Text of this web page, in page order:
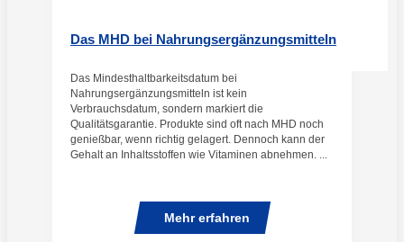
Das MHD bei Nahrungsergänzungsmitteln
Das Mindesthaltbarkeitsdatum bei
Nahrungsergänzungsmitteln ist kein
Verbrauchsdatum, sondern markiert die
Qualitätsgarantie. Produkte sind oft nach MHD noch
genießbar, wenn richtig gelagert. Dennoch kann der
Gehalt an Inhaltsstoffen wie Vitaminen abnehmen. ...
Mehr erfahren